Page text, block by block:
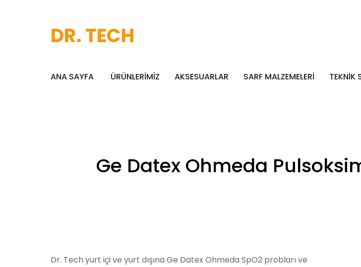
DR. TECH
ANA SAYFA ÜRÜNLERİMİZ AKSESUARLAR SARF MALZEMELERİ TEKNİK
Ge Datex Ohmeda
Dr. Tech yurt içi ve yurt dışına Ge Datex Ohmeda SpO2 probları ve